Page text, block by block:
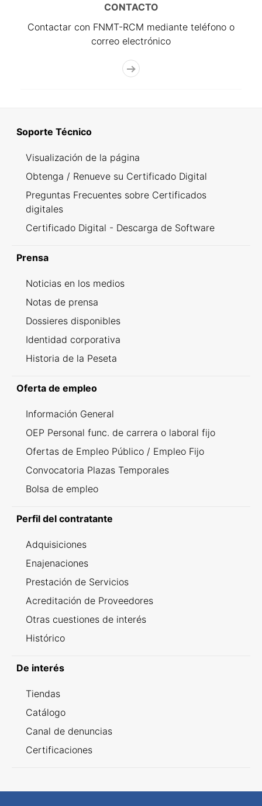
CONTACTO
Contactar con FNMT-RCM mediante teléfono o
correo electrónico
Soporte Técnico
Visualización de la página
Obtenga / Renueve su Certificado Digital
Preguntas Frecuentes sobre Certificados
digitales
Certificado Digital - Descarga de Software
Prensa
Noticias en los medios
Notas de prensa
Dossieres disponibles
Identidad corporativa
Historia de la Peseta
Oferta de empleo
Información General
OEP Personal func. de carrera o laboral fijo
Ofertas de Empleo Público / Empleo Fijo
Convocatoria Plazas Temporales
Bolsa de empleo
Perfil del contratante
Adquisiciones
Enajenaciones
Prestación de Servicios
Acreditación de Proveedores
Otras cuestiones de interés
Histórico
De interés
Tiendas
Catálogo
Canal de denuncias
Certificaciones